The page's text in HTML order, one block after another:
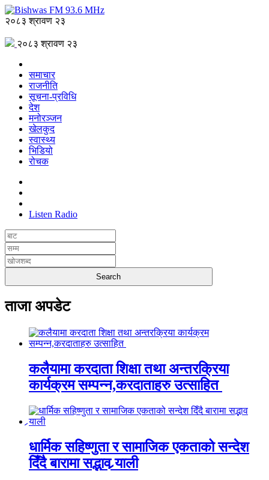
२०८३ श्रावण २३
२०८३ श्रावण २३
समाचार
राजनीति
सूचना-प्रविधि
देश
मनोरञ्जन
खेलकुद
स्वास्थ्य
भिडियो
रोचक
Listen Radio
ताजा अपडेट
कलैयामा करदाता शिक्षा तथा अन्तरक्रिया
कार्यक्रम सम्पन्न,करदाताहरु उत्साहित
धार्मिक सहिष्णुता र सामाजिक एकताको सन्देश
दिँदै बारामा सद्भाव र्‍याली